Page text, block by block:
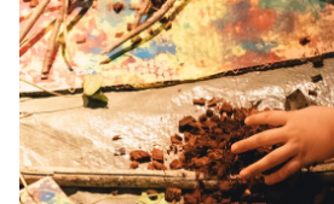
Journal Vénerie- version papier
Newsletter
AA